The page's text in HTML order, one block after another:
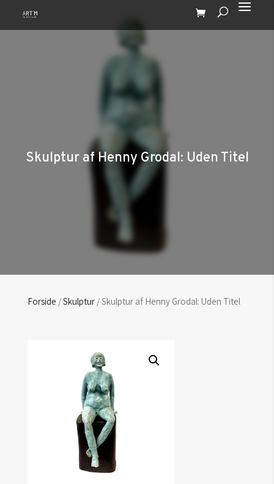
Skulptur af Henny Grodal: Uden Titel
Forside /Skulptur/ Skulptur af Henny Grodal: Uden Titel